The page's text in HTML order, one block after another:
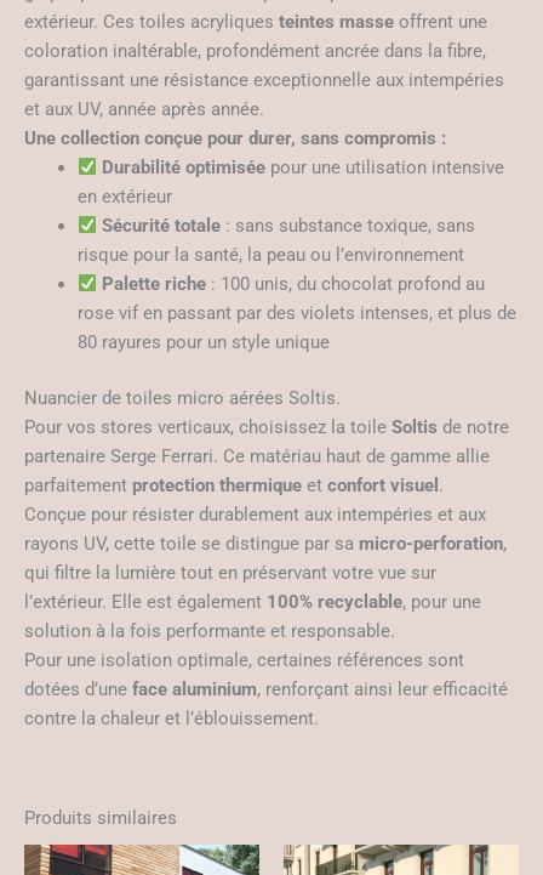
extérieur. Ces toiles acryliques teintes masse offrent une
coloration inaltérable, profondément ancrée dans la fibre,
garantissant une résistance exceptionnelle aux intempéries
et aux UV, année après année.
Une collection conçue pour durer, sans compromis :
Durabilité optimisée pour une utilisation intensive
en extérieur
Sécurité totale : sans substance toxique, sans
risque pour la santé, la peau ou l’environnement
Palette riche : 100 unis, du chocolat profond au
rose vif en passant par des violets intenses, et plus de
80 rayures pour un style unique
Nuancier de toiles micro aérées Soltis.
Pour vos stores verticaux, choisissez la toile Soltis de notre
partenaire Serge Ferrari. Ce matériau haut de gamme allie
parfaitement protection thermique et confort visuel .
Conçue pour résister durablement aux intempéries et aux
rayons UV, cette toile se distingue par sa micro-perforation,
qui filtre la lumière tout en préservant votre vue sur
l’extérieur. Elle est également 100% recyclable, pour une
solution à la fois performante et responsable.
Pour une isolation optimale, certaines références sont
dotées d’une face aluminium, renforçant ainsi leur efficacité
contre la chaleur et l’éblouissement.
Produits similaires